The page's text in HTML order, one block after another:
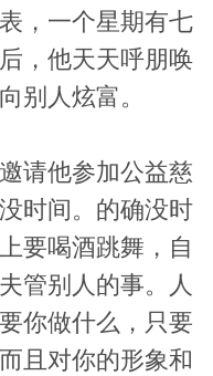
，一个星期有七
，他天天呼朋唤
别人炫富。
请他参加公益慈
时间。的确没时
要喝酒跳舞，自
管别人的事。人
你做什么，只要
且对你的形象和